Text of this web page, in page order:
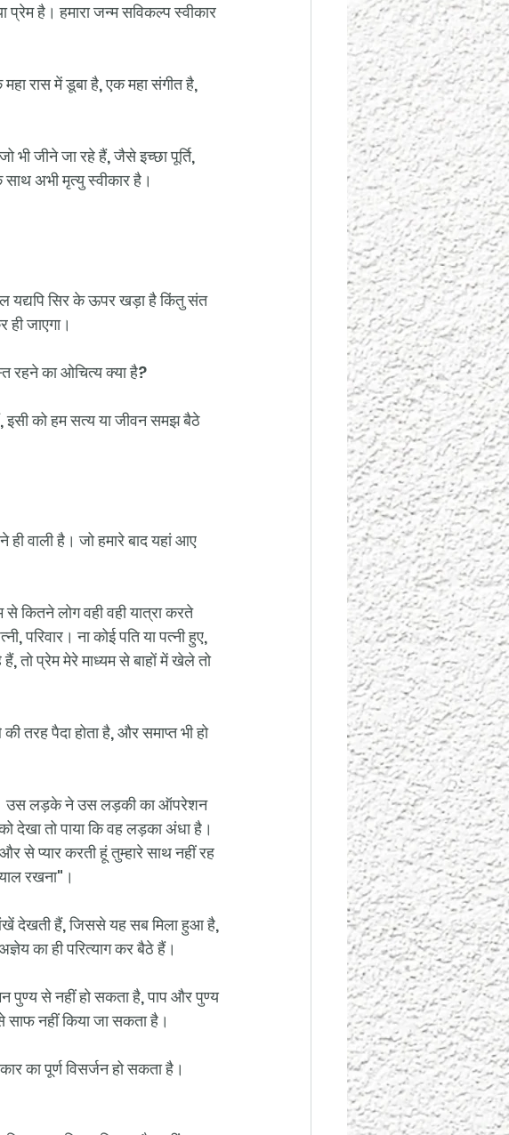
प्रेम है। हमारा जन्म सविकल्प स्वीकार
रास में डूबा है, एक महा संगीत है,
भी जीने जा रहे हैं, जैसे इच्छा पूर्ति,
अभी मृत्यु स्वीकार है।
यद्यपि सिर के ऊपर खड़ा है किंतु संत
जाएगा।
रहने का ओचित्य क्या है?
को हम सत्य या जीवन समझ बैठे
वाली है। जो हमारे बाद यहां आए
कितने लोग वही वही यात्रा करते
परिवार। ना कोई पति या पत्नी हुए,
तो प्रेम मेरे माध्यम से बाहों में खेले तो
तरह पैदा होता है, और समाप्त भी हो
उस लड़के ने उस लड़की का ऑपरेशन
देखा तो पाया कि वह लड़का अंधा है।
प्यार करती हूं तुम्हारे साथ नहीं रह
रखना"।
देखती हैं, जिससे यह सब मिला हुआ है,
का ही परित्याग कर बैठे हैं।
पुण्य से नहीं हो सकता है, पाप और पुण्य
से साफ नहीं किया जा सकता है।
का पूर्ण विसर्जन हो सकता है।